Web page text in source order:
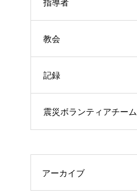
指導者
教会
記録
震災ボランティアチーム
アーカイブ